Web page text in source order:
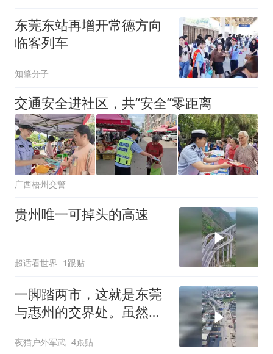
东莞东站再增开常德方向
临客列车
知肇分子
交通安全进社区，共“安全”零距离
广西梧州交警
贵州唯一可掉头的高速
超话看世界 1跟贴
一脚踏两市，这就是东莞
与惠州的交界处。虽然两
夜猫户外军武 4跟贴